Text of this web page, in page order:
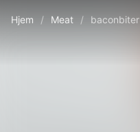
Hjem / Meat / baconbiter